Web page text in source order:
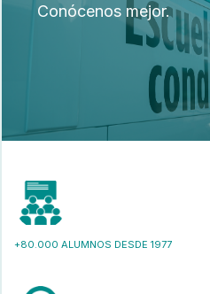
Conócenos mejor.
+80.000 ALUMNOS DESDE 1977